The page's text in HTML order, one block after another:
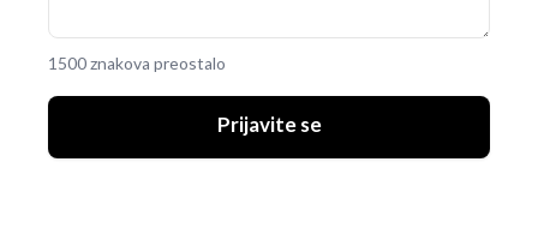
1500 znakova preostalo
Prijavite se